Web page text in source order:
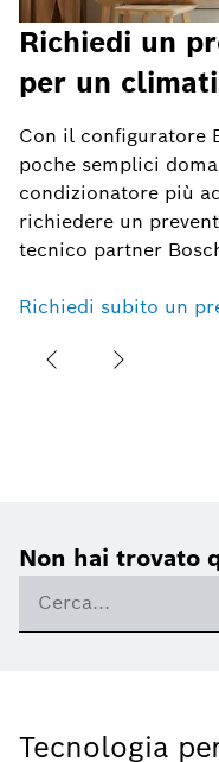
Richiedi un
per un
Con il configuratore
poche semplici
condizionatore più
richiedere un
tecnico partner
Richiedi subito un
Non hai trovato
Tecnologia